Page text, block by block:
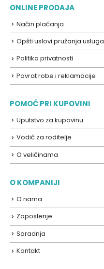
ONLINE PRODAJA
Način plaćanja
Opšti uslovi pružanja usluga
Politika privatnosti
Povrat robe i reklamacije
POMOĆ PRI KUPOVINI
Uputstvo za kupovinu
Vodič za roditelje
O veličinama
O KOMPANIJI
O nama
Zaposlenje
Saradnja
Kontakt